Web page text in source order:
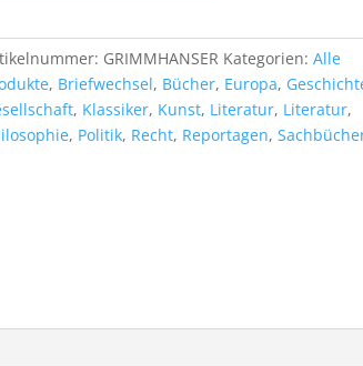
GRIMMHANSER Kategorien:Alle
, Briefwechsel, Bücher, Europa,
, Klassiker, Kunst, Literatur, Literatur,
, Politik, Recht, Reportagen,